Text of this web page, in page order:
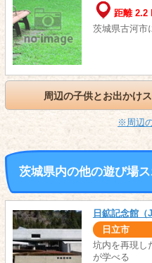
距離 2.2
茨城県古河市
周辺の子供とお出かけ
※周辺
茨城県内の他の遊び場ス
日鉱記念館（
日立市
坑内を再現し
が学べる